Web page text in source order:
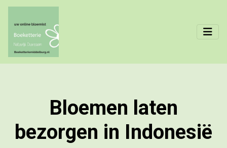
Bloemen laten
bezorgen in Indonesië